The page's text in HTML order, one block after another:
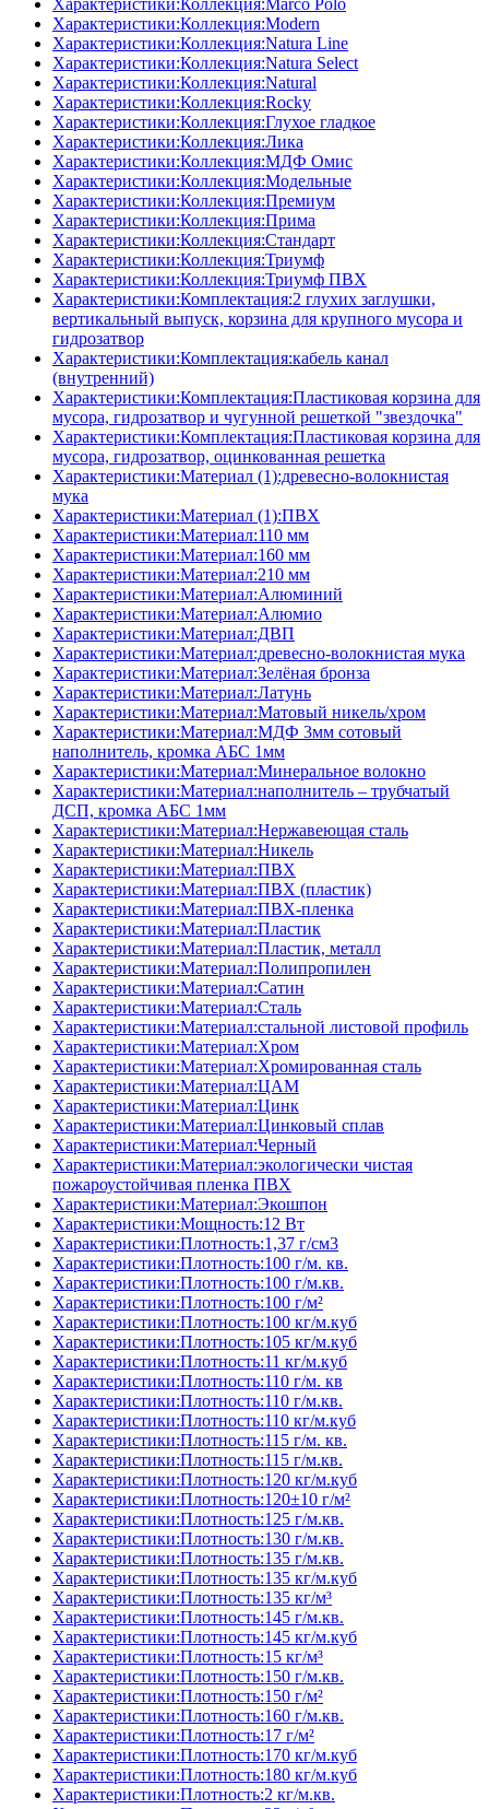
Характеристики:Коллекция:Marco Polo
Характеристики:Коллекция:Modern
Характеристики:Коллекция:Natura Line
Характеристики:Коллекция:Natura Select
Характеристики:Коллекция:Natural
Характеристики:Коллекция:Rocky
Характеристики:Коллекция:Глухое гладкое
Характеристики:Коллекция:Лика
Характеристики:Коллекция:МДФ Омис
Характеристики:Коллекция:Модельные
Характеристики:Коллекция:Премиум
Характеристики:Коллекция:Прима
Характеристики:Коллекция:Стандарт
Характеристики:Коллекция:Триумф
Характеристики:Коллекция:Триумф ПВХ
Характеристики:Комплектация:2 глухих заглушки,
вертикальный выпуск, корзина для крупного мусора и
гидрозатвор
Характеристики:Комплектация:кабель канал
(внутренний)
Характеристики:Комплектация:Пластиковая корзина для
мусора, гидрозатвор и чугунной решеткой "звездочка"
Характеристики:Комплектация:Пластиковая корзина для
мусора, гидрозатвор, оцинкованная решетка
Характеристики:Материал (1):древесно-волокнистая
мука
Характеристики:Материал (1):ПВХ
Характеристики:Материал:110 мм
Характеристики:Материал:160 мм
Характеристики:Материал:210 мм
Характеристики:Материал:Алюминий
Характеристики:Материал:Алюмио
Характеристики:Материал:ДВП
Характеристики:Материал:древесно-волокнистая мука
Характеристики:Материал:Зелёная бронза
Характеристики:Материал:Латунь
Характеристики:Материал:Матовый никель/хром
Характеристики:Материал:МДФ 3мм сотовый
наполнитель, кромка AБC 1мм
Характеристики:Материал:Минеральное волокно
Характеристики:Материал:наполнитель – трубчатый
ДСП, кромка AБC 1мм
Характеристики:Материал:Нержавеющая сталь
Характеристики:Материал:Никель
Характеристики:Материал:ПВХ
Характеристики:Материал:ПВХ (пластик)
Характеристики:Материал:ПВХ-пленка
Характеристики:Материал:Пластик
Характеристики:Материал:Пластик, металл
Характеристики:Материал:Полипропилен
Характеристики:Материал:Сатин
Характеристики:Материал:Сталь
Характеристики:Материал:стальной листовой профиль
Характеристики:Материал:Хром
Характеристики:Материал:Хромированная сталь
Характеристики:Материал:ЦАМ
Характеристики:Материал:Цинк
Характеристики:Материал:Цинковый сплав
Характеристики:Материал:Черный
Характеристики:Материал:экологически чистая
пожароустойчивая пленка ПВХ
Характеристики:Материал:Экошпон
Характеристики:Мощность:12 Вт
Характеристики:Плотность:1,37 г/см3
Характеристики:Плотность:100 г/м. кв.
Характеристики:Плотность:100 г/м.кв.
Характеристики:Плотность:100 г/м²
Характеристики:Плотность:100 кг/м.куб
Характеристики:Плотность:105 кг/м.куб
Характеристики:Плотность:11 кг/м.куб
Характеристики:Плотность:110 г/м. кв
Характеристики:Плотность:110 г/м.кв.
Характеристики:Плотность:110 кг/м.куб
Характеристики:Плотность:115 г/м. кв.
Характеристики:Плотность:115 г/м.кв.
Характеристики:Плотность:120 кг/м.куб
Характеристики:Плотность:120±10 г/м²
Характеристики:Плотность:125 г/м.кв.
Характеристики:Плотность:130 г/м.кв.
Характеристики:Плотность:135 г/м.кв.
Характеристики:Плотность:135 кг/м.куб
Характеристики:Плотность:135 кг/м³
Характеристики:Плотность:145 г/м.кв.
Характеристики:Плотность:145 кг/м.куб
Характеристики:Плотность:15 кг/м³
Характеристики:Плотность:150 г/м.кв.
Характеристики:Плотность:150 г/м²
Характеристики:Плотность:160 г/м.кв.
Характеристики:Плотность:17 г/м²
Характеристики:Плотность:170 кг/м.куб
Характеристики:Плотность:180 кг/м.куб
Характеристики:Плотность:2 кг/м.кв.